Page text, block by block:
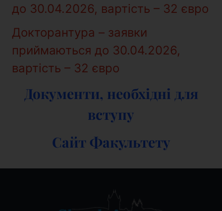
до 30.04.2026, вартість – 32 євро
Докторантура – заявки
приймаються до 30.04.2026,
вартість – 32 євро
Документи, необхідні для
вступу
Сайт Факультету